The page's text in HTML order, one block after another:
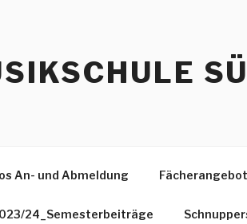
An- und Abmeldung Fächerangebot
24_Semesterbeiträge